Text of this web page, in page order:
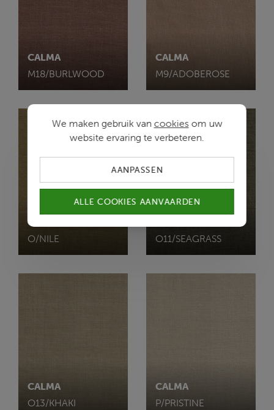
CALMA
M18/BURLWOOD
CALMA
M9/ADOBEROSE
CALMA
O/NILE
O11/SEAGRASS
CALMA
O13/KHAKI
CALMA
P/PRISTINE
We maken gebruik van cookiesom uw
website ervaring te verbeteren.
AANPASSEN
ALLE COOKIES AANVAARDEN